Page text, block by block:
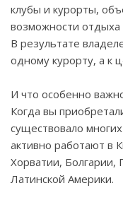
клубы и курорты,
возможности отдыха
В результате
одному курорту, а к
И что особенно
Когда вы
существовало
активно работают в
Хорватии, Болгарии,
Латинской Америки.